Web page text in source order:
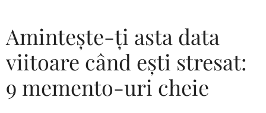
Amintește-ți asta data
viitoare când ești stresat:
9 memento-uri cheie